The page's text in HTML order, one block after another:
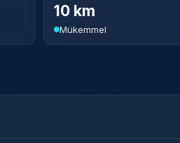
10 km
Mükemmel